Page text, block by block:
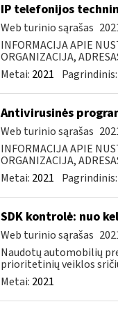
IP telefonijos
Web turinio sąrašas
INFORMACIJA APIE
ORGANIZACIJA,
Metai: 2021 Pagrindinis:
Antivirusinės
Web turinio sąrašas
INFORMACIJA APIE
ORGANIZACIJA,
Metai: 2021 Pagrindinis:
SDK kontrolė: nuo
Web turinio sąrašas
Naudotų automobilių
prioritetinių veiklos
Metai: 2021